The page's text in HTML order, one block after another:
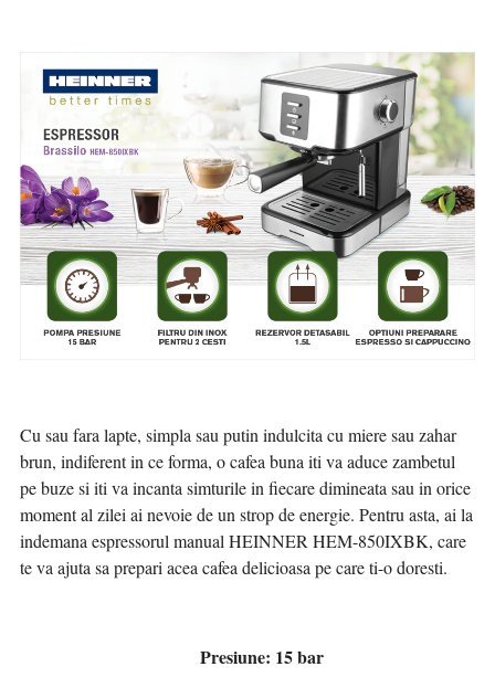
Cu sau fara lapte, simpla sau putin indulcita cu miere sau zahar
brun, indiferent in ce forma, o cafea buna iti va aduce zambetul
pe buze si iti va incanta simturile in fiecare dimineata sau in orice
moment al zilei ai nevoie de un strop de energie. Pentru asta, ai la
indemana espressorul manual HEINNER HEM-850IXBK, care
te va ajuta sa prepari acea cafea delicioasa pe care ti-o doresti.
Presiune: 15 bar